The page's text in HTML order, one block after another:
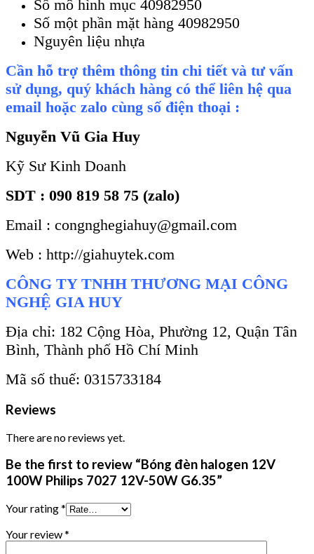
Số mô hình mục 40982950
Số một phần mặt hàng 40982950
Nguyên liệu nhựa
Cần hỗ trợ thêm thông tin chi tiết và tư vấn
sử dụng, quý khách hàng có thể liên hệ qua
email hoặc zalo cùng số điện thoại :
Nguyễn Vũ Gia Huy
Kỹ Sư Kinh Doanh
SDT : 090 819 58 75 (zalo)
Email : congnghegiahuy@gmail.com
Web : http://giahuytek.com
CÔNG TY TNHH THƯƠNG MẠI CÔNG
NGHỆ GIA HUY
Địa chỉ: 182 Cộng Hòa, Phường 12, Quận Tân
Bình, Thành phố Hồ Chí Minh
Mã số thuế: 0315733184
Reviews
There are no reviews yet.
Be the first to review “Bóng đèn halogen 12V
100W Philips 7027 12V-50W G6.35”
Your rating*
Your review*